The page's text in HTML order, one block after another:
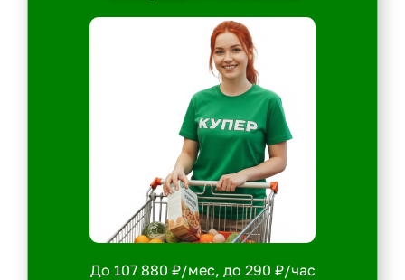
До 107 880 ₽/мес, до 290 ₽/час